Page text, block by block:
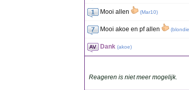
Mooi allen (Mar10)
Mooi akoe en pf allen (blondie
Dank (akoe)
Reageren is niet meer mogelijk.